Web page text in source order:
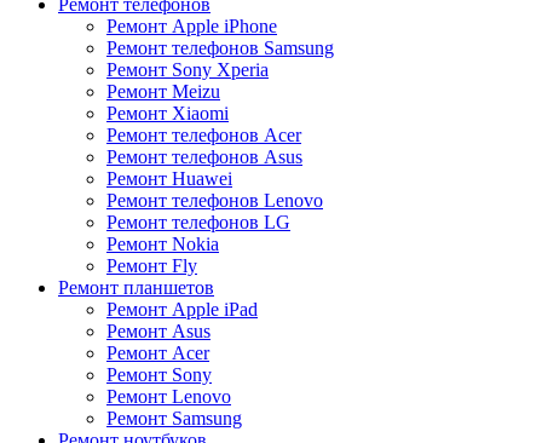
Ремонт телефонов
Ремонт Apple iPhone
Ремонт телефонов Samsung
Ремонт Sony Xperia
Ремонт Meizu
Ремонт Xiaomi
Ремонт телефонов Acer
Ремонт телефонов Asus
Ремонт Huawei
Ремонт телефонов Lenovo
Ремонт телефонов LG
Ремонт Nokia
Ремонт Fly
Ремонт планшетов
Ремонт Apple iPad
Ремонт Asus
Ремонт Acer
Ремонт Sony
Ремонт Lenovo
Ремонт Samsung